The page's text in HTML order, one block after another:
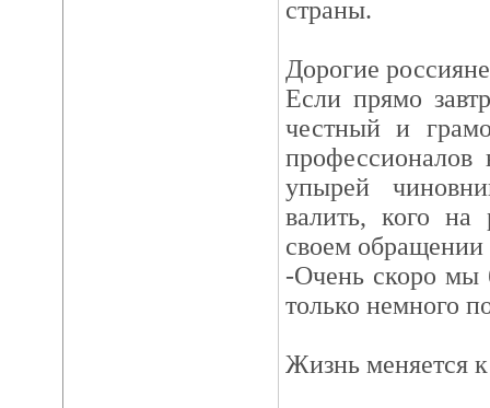
страны.
Дорогие
Если прямо
честный и
профессионалов
упырей
валить, кого
своем обращении
-Очень скоро мы
только немного
Жизнь меняется